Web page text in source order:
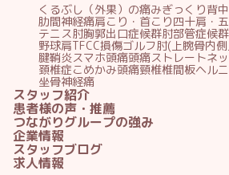
くるぶし（外果）の痛みぎっくり背中
肋間神経痛肩こり・首こり四十肩・
テニス肘胸郭出口症候群肘部管症候群
野球肩TFCC損傷ゴルフ肘(上腕骨内
腱鞘炎スマホ頭痛頭痛ストレートネ
頚椎症こめかみ頭痛頸椎椎間板ヘル
坐骨神経痛
スタッフ紹介
患者様の声・推薦
つながりグループの強み
企業情報
スタッフブログ
求人情報